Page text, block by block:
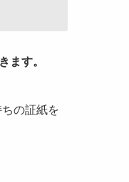
ます。
の証紙を